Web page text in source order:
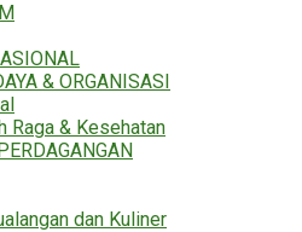
& ORGANISASI
Raga & Kesehatan
dan Kuliner